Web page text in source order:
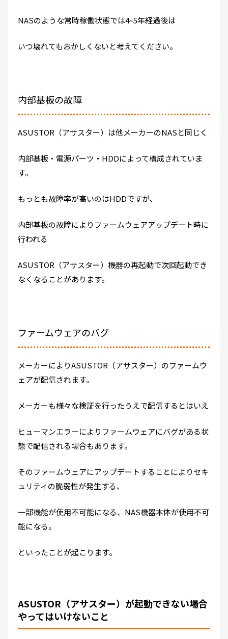
NASのような常時稼働状態では4~5年経過後は
いつ壊れてもおかしくないと考えてください。
内部基板の故障
ASUSTOR（アサスター）は他メーカーのNASと同じく
内部基板・電源パーツ・HDDによって構成されていま
す。
もっとも故障率が高いのはHDDですが、
内部基板の故障によりファームウェアアップデート時に
行われる
ASUSTOR（アサスター）機器の再起動で次回起動でき
なくなることがあります。
ファームウェアのバグ
メーカーによりASUSTOR（アサスター）のファームウ
ェアが配信されます。
メーカーも様々な検証を行ったうえで配信するとはいえ
ヒューマンエラーによりファームウェアにバグがある状
態で配信される場合もあります。
そのファームウェアにアップデートすることによりセキ
ュリティの脆弱性が発生する、
一部機能が使用不可能になる、NAS機器本体が使用不可
能になる。
といったことが起こります。
ASUSTOR（アサスター）が起動できない場合
やってはいけないこと